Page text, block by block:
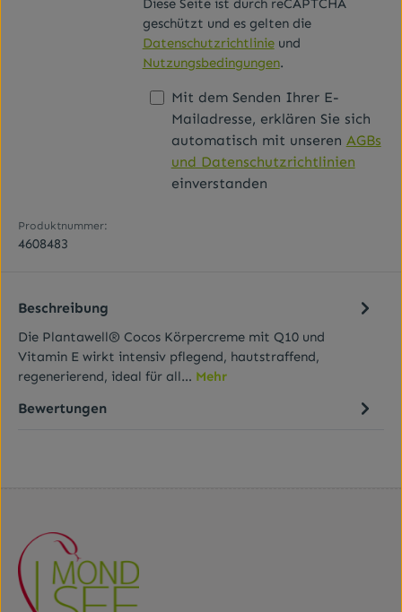
Diese Seite ist durch reCAPTCHA
geschützt und es gelten die
Datenschutzrichtlinieund
Nutzungsbedingungen.
Mit dem Senden Ihrer E-
Mailadresse, erklären Sie sich
automatisch mit unseren AGBs
und Datenschutzrichtlinien
einverstanden
Produktnummer:
4608483
Beschreibung
Die Plantawell® Cocos Körpercreme mit Q10 und
Vitamin E wirkt intensiv pflegend, hautstraffend,
regenerierend, ideal für all… Mehr
Bewertungen